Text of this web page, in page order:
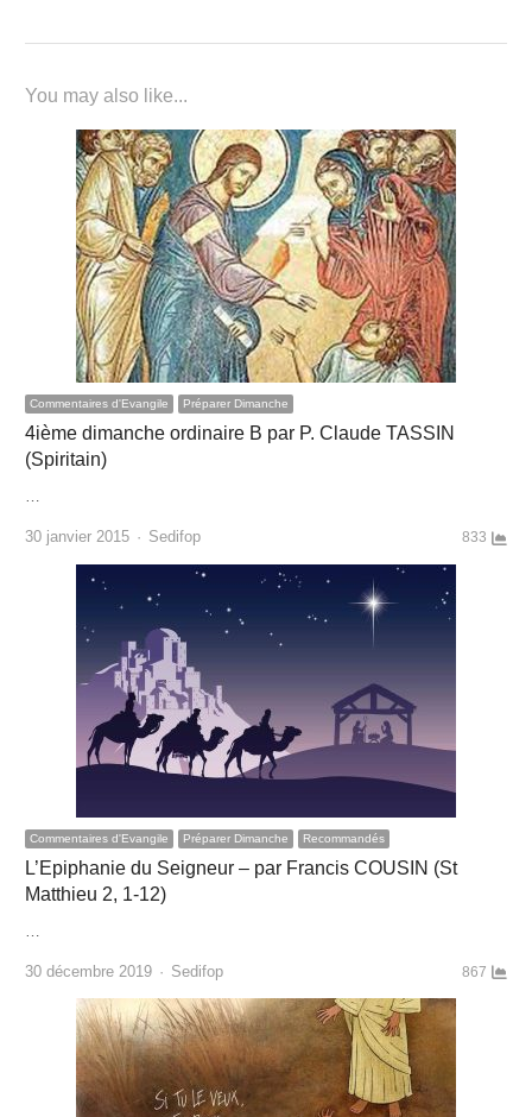
You may also like...
Commentaires d'Evangile Préparer Dimanche
4ième dimanche ordinaire B par P. Claude TASSIN
(Spiritain)
30 janvier 2015 Author
Sedifop 833
Commentaires d'Evangile Préparer Dimanche Recommandés
L’Epiphanie du Seigneur – par Francis COUSIN (St
Matthieu 2, 1-12)
30 décembre 2019 Author
Sedifop 867